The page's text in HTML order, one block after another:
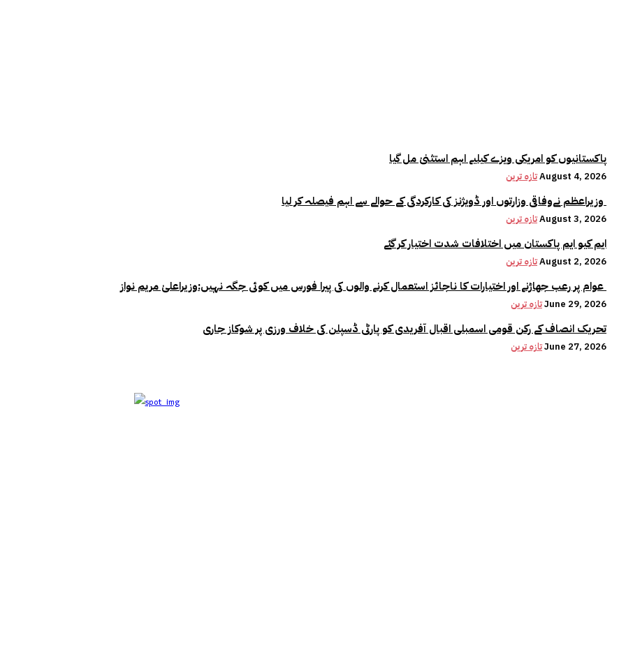
پاکستانیوں کو امریکی ویزے کیلیے اہم استثنیٰ مل گیا
تازہ ترینAugust 4, 2026
تازہ ترینAugust 3, 2026
ایم کیو ایم پاکستان میں اختلافات شدت اختیار کر گئے
تازہ ترینAugust 2, 2026
تازہ ترینJune 29, 2026
تحریک انصاف کے رکن قومی اسمبلی اقبال آفریدی کو پارٹی ڈسپلن کی خلاف ورزی پر شوکاز جاری
تازہ ترینJune 27, 2026